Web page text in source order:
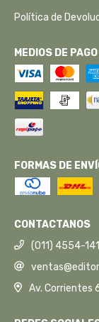
Política de
MEDIOS DE PAGO
FORMAS DE
CONTACTANOS
(011) 4554-
Av. Corrientes